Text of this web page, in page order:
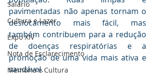
Salário
Cultura e Lazer
Expo XIV
Nota de Esclarecimento
Memória e Cultura
pavimentadas não apenas tornam o
deslocamento mais fácil, mas
também contribuem para a redução
de doenças respiratórias e a
promoção de uma vida mais ativa e
saudável.